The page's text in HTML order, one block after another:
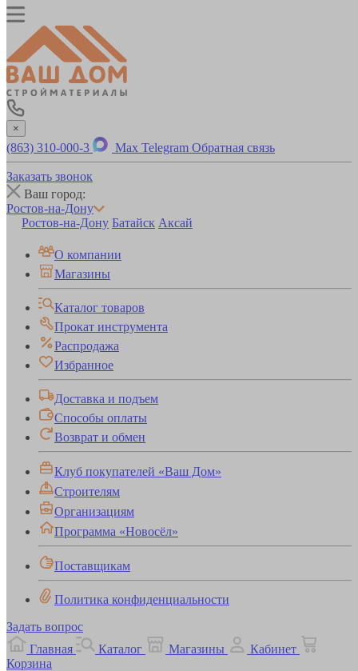
×
(863) 310-000-3 Max Telegram Обратная связь
Заказать звонок
Ваш город:
Ростов-на-Дону
Ростов-на-Дону Батайск Аксай
О компании
Магазины
Каталог товаров
Прокат инструмента
Распродажа
Избранное
Доставка и подъем
Способы оплаты
Возврат и обмен
Клуб покупателей «Ваш Дом»
Строителям
Организациям
Программа «Новосёл»
Поставщикам
Политика конфиденциальности
Задать вопрос
Главная
Каталог Магазины
Кабинет
Корзина